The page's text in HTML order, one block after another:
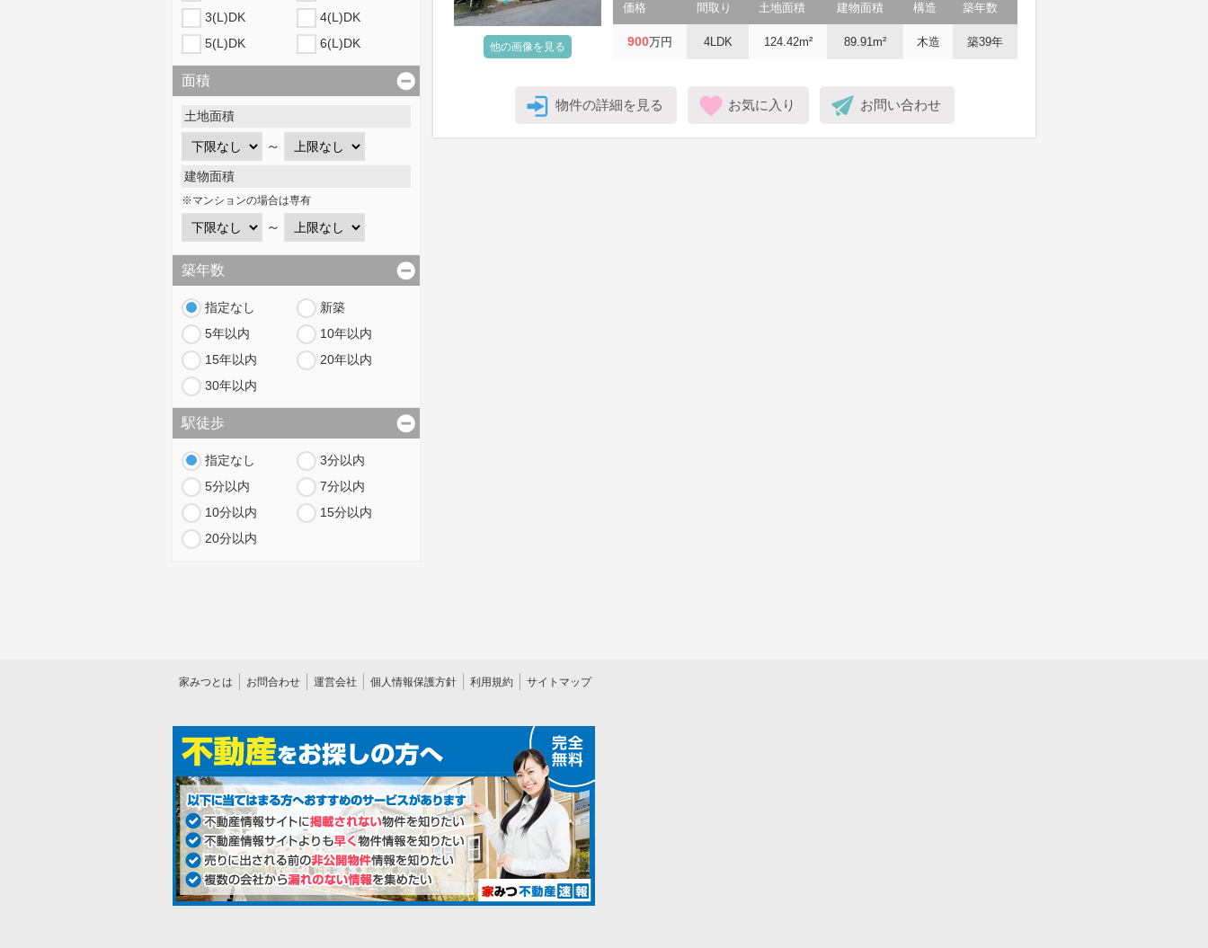
3(L)DK
4(L)DK
5(L)DK
6(L)DK
面積
土地面積
～
建物面積
※マンションの場合は専有
～
築年数
指定なし
新築
5年以内
10年以内
15年以内
20年以内
30年以内
駅徒歩
指定なし
3分以内
5分以内
7分以内
10分以内
15分以内
20分以内
他の画像を見る
価格 間取り 土地面積 建物面積 構造 築年数
900万円 4LDK 124.42m² 89.91m² 木造 築39年
物件の詳細を見る お気に入り お問い合わせ
家みつとは お問合わせ 運営会社 個人情報保護方針 利用規約 サイトマップ